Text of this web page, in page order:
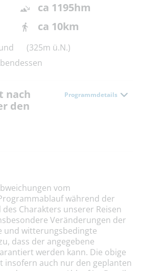
ca 1195hm
ca 10km
(325m ü.N.)
nach
den
Programmdetails
vom
während der
Charakters unserer Reisen
Veränderungen der
und witterungsbedingte
dass der angegebene
werden kann. Die obige
insofern auch nur den geplanten